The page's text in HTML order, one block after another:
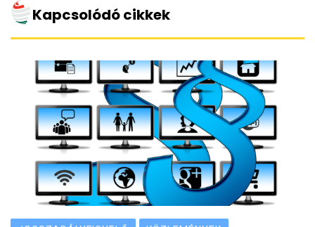
Kapcsolódó cikkek